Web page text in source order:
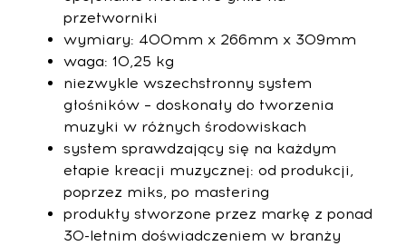
przetworniki
wymiary: 400mm x 266mm x 309mm
waga: 10,25 kg
niezwykle wszechstronny system
głośników – doskonały do tworzenia
muzyki w różnych środowiskach
system sprawdzający się na każdym
etapie kreacji muzycznej: od produkcji,
poprzez miks, po mastering
produkty stworzone przez markę z ponad
30-letnim doświadczeniem w branży